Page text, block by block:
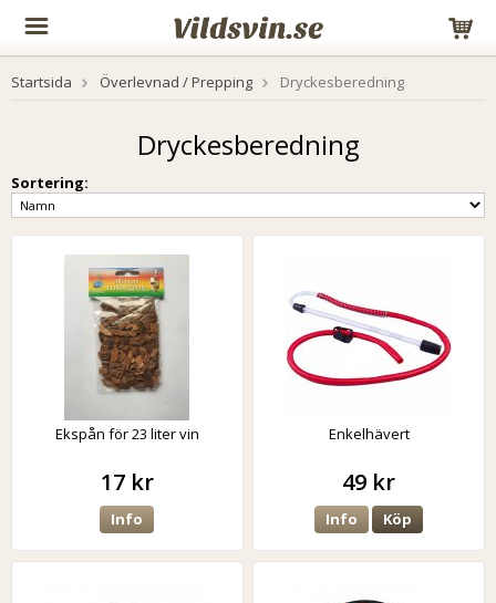
Startsida Överlevnad / Prepping Dryckesberedning
Dryckesberedning
Sortering:
Ekspån för 23 liter vin
17 kr
Info
Enkelhävert
49 kr
Info Köp